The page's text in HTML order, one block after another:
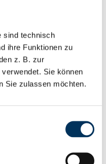
sind technisch
ihre Funktionen zu
z. B. zur
Sie können
Sie zulassen möchten.
speziell die
Je mehr Zyklen und
mehr Geld kann ein
Da macht es Sinn,
genauer
ist dafür genau der